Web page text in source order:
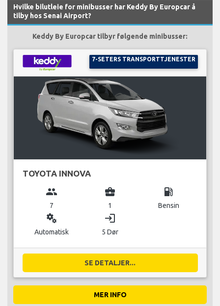
Hvilke bilutleie for minibusser har Keddy By Europcar å
tilby hos Senai Airport?
Keddy By Europcar tilbyr følgende minibusser:
7-SETERS TRANSPORTTJENESTER
TOYOTA INNOVA
group
7
business_center
1
local_gas_station
Bensin
miscellaneous_services
Automatisk
login
5 Dør
SE DETALJER...
MER INFO